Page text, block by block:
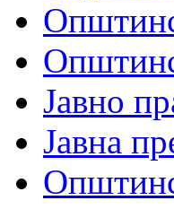
Јавно
Јавна